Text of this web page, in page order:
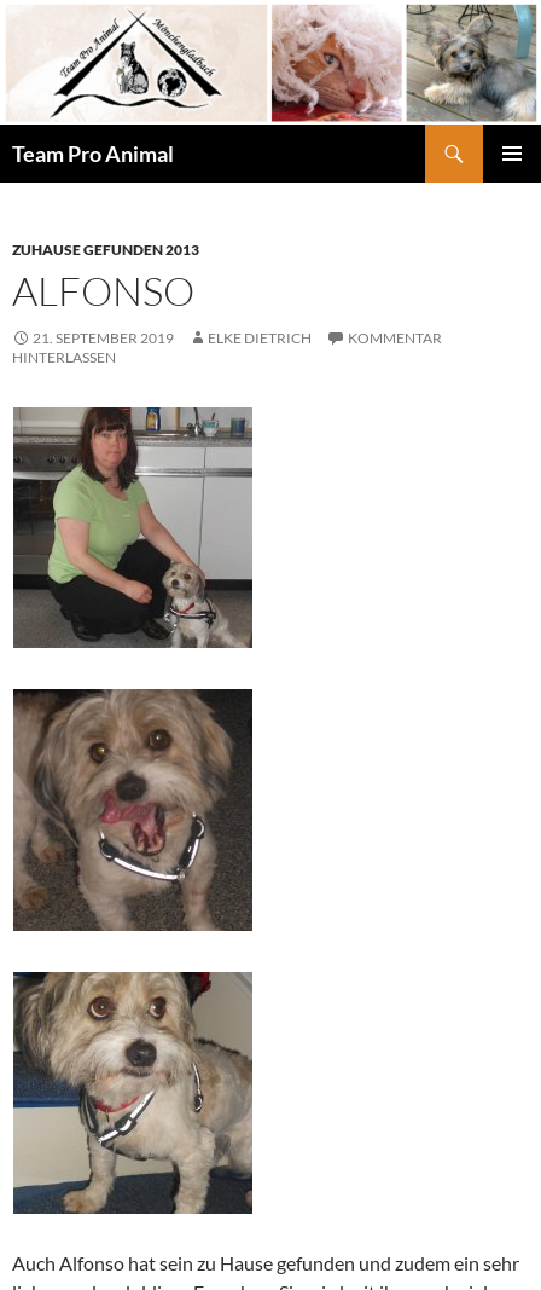
springen
Team Pro Animal
ZUHAUSE GEFUNDEN 2013
ALFONSO
21. SEPTEMBER 2019 ELKE DIETRICH
KOMMENTAR
HINTERLASSEN
Auch Alfonso hat sein zu Hause gefunden und zudem ein sehr